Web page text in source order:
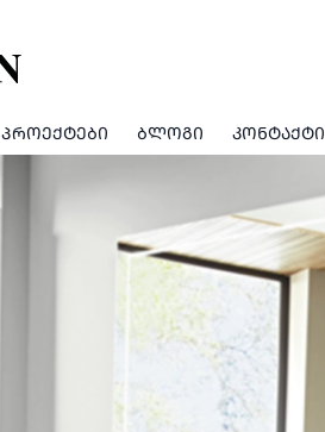
ᲞᲠᲝᲔᲥᲢᲔᲑᲘ ᲑᲚᲝᲒᲘ ᲙᲝᲜᲢᲐᲥᲢᲘ